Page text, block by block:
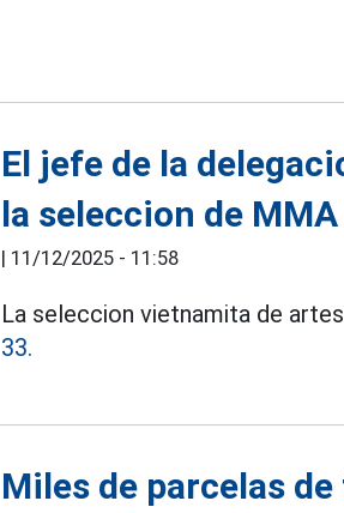
El jefe de la
la seleccion de MMA
| 11/12/2025 - 11:58
La seleccion vietnamita de
33.
Miles de parcelas